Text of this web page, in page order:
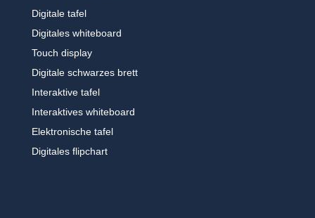
Digitale tafel
Digitales whiteboard
Touch display
Digitale schwarzes brett
Interaktive tafel
Interaktives whiteboard
Elektronische tafel
Digitales flipchart